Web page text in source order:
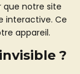
que notre site
interactive. Ce
appareil.
?